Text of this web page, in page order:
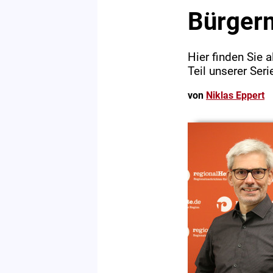
Hier finden Sie
Teil unserer
von Niklas Eppert